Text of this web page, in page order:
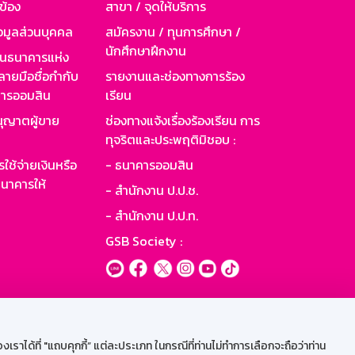
ได้ที่ "แถบคุกกี้” แต่ละประเภท ในกรณีที่ท่านไม่ทำการเลือกจะถือว่าท่าน
อง
มูลส่วนบุคคล
นาคารแห่ง
ายมือชื่อกำกับ
รออมสิน
ญาตผู้ขาย
ช้จ่ายเงินหรือ
คารให้
สาขา / จุดให้บริการ
สมัครงาน / ทุนการศึกษา /
นักศึกษาฝึกงาน
รายงานและช่องทางการร้อง
เรียน
ช่องทางแจ้งเรื่องร้องเรียน การ
ทุจริตและประพฤติมิชอบ :
- ธนาคารออมสิน
- สำนักงาน ป.ป.ช.
- สำนักงาน ป.ป.ท.
GSB Society :